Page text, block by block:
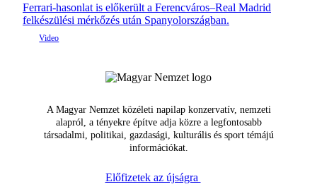
Ferrari-hasonlat is előkerült a Ferencváros–Real Madrid
felkészülési mérkőzés után Spanyolországban.
A Magyar Nemzet közéleti napilap konzervatív, nemzeti
alapról, a tényekre építve adja közre a legfontosabb
társadalmi, politikai, gazdasági, kulturális és sport témájú
információkat.
Előfizetek az újságra